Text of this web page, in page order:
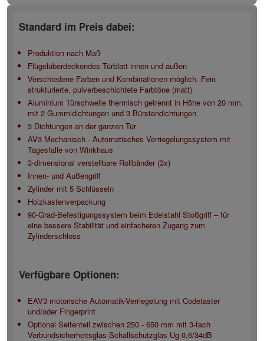
Standard im Preis dabei:
Produktion nach Maß
Flügelüberdeckendes Türblatt innen und außen
Verschiedene Farben und Kombinationen möglich. Fein
strukturierte, pulverbeschichtete Farbtöne (matt)
Aluminium Türschwelle thermisch getrennt in Höhe von 20 mm,
mit 2 Gummidichtungen und 3 Bürstendichtungen
3 Dichtungen an der ganzen Tür
AV3 Mechanisch - Automatisches Verriegelungssystem mit
Tagesfalle von Winkhaus
3-dimensional verstellbare Rollbänder (3x)
Innen- und Außengriff
Zylinder mit 5 Schlüsseln
Holzkastenverpackung
90-Grad-Befestigungssystem beim Edelstahl Stoßgriff – für
eine bessere Stabilität und einfacheren Zugang zum
Zylinderschloss
Verfügbare Optionen:
EAV3 motorische Automatik-Verriegelung mit Codetaster
und/oder Fingerprint
Optional Seitenteil zwischen 250 - 650 mm mit 3-fach
Verbundsicherheitsglas-Schallschutzglas Ug 0,6/34dB